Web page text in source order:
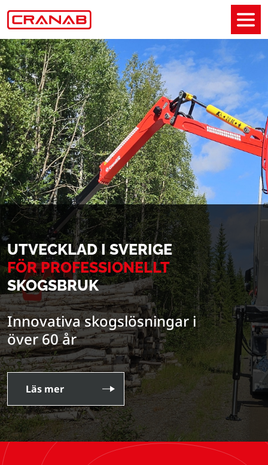
UTVECKLAD I SVERIGE
FÖR PROFESSIONELLT
SKOGSBRUK
Innovativa skogslösningar i
över 60 år
Läs mer